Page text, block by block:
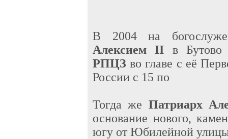
В 2004 на
Алексием II в Бутово
РПЦЗ во главе с её
России с 15 по
Тогда же Патриарх
основание нового,
югу от Юбилейной